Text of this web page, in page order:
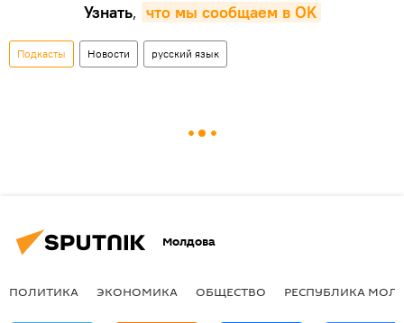
Узнать, что мы сообщаем в OK
Подкасты Новости русский язык
Молдова
ПОЛИТИКА ЭКОНОМИКА ОБЩЕСТВО РЕСПУБЛИКА